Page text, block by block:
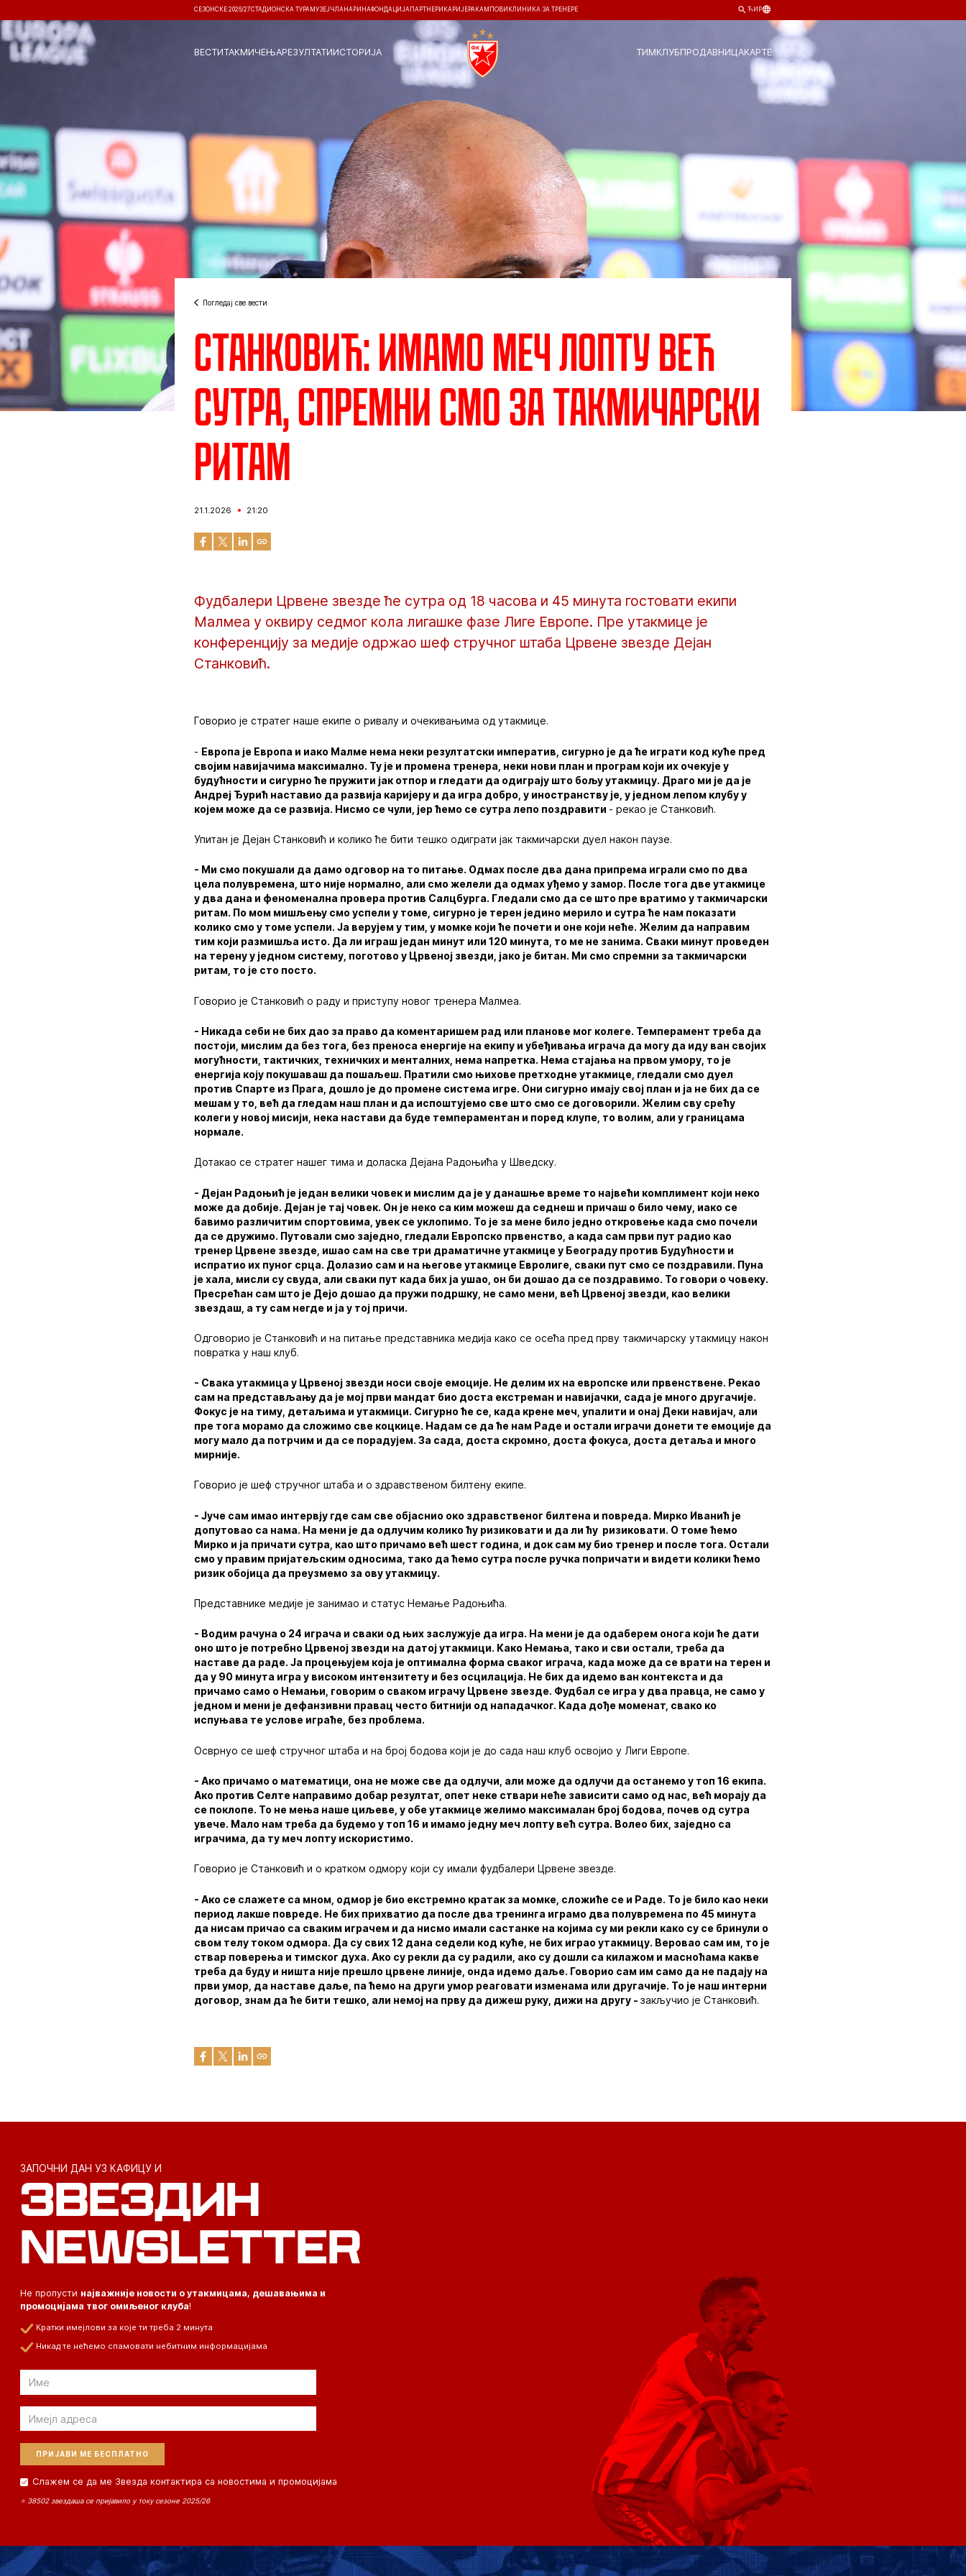
СЕЗОНСКЕ 2026/27СТАДИОНСКА ТУРА МУЗЕЈ ЧЛАНАРИНАФОНДАЦИЈА ПАРТНЕРИ КАРИЈЕРА КАМПОВИ КЛИНИКА ЗА ТРЕНЕРЕ ЋИР
ВЕСТИТАКМИЧЕЊАРЕЗУЛТАТИИСТОРИЈА ТИМКЛУБПРОДАВНИЦАКАРТЕ
Погледај све вести
Станковић: Имамо меч лопту већ
сутра, спремни смо за такмичарски
ритам
21.1.2026 21:20
Фудбалери Црвене звезде ће сутра од 18 часова и 45 минута гостовати екипи
Малмеа у оквиру седмог кола лигашке фазе Лиге Европе. Пре утакмице је
конференцију за медије одржао шеф стручног штаба Црвене звезде Дејан
Станковић.
Говорио је стратег наше екипе о ривалу и очекивањима од утакмице.
- Европа је Европа и иако Малме нема неки резултатски императив, сигурно је да ће играти код куће пред
својим навијачима максимално. Ту је и промена тренера, неки нови план и програм који их очекује у
будућности и сигурно ће пружити јак отпор и гледати да одиграју што бољу утакмицу. Драго ми је да је
Андреј Ђурић наставио да развија каријеру и да игра добро, у иностранству је, у једном лепом клубу у
којем може да се развија. Нисмо се чули, јер ћемо се сутра лепо поздравити - рекао је Станковић.
Упитан је Дејан Станковић и колико ће бити тешко одиграти јак такмичарски дуел након паузе.
- Ми смо покушали да дамо одговор на то питање. Одмах после два дана припрема играли смо по два
цела полувремена, што није нормално, али смо желели да одмах уђемо у замор. После тога две утакмице
у два дана и феноменална провера против Салцбурга. Гледали смо да се што пре вратимо у такмичарски
ритам. По мом мишљењу смо успели у томе, сигурно је терен једино мерило и сутра ће нам показати
колико смо у томе успели. Ја верујем у тим, у момке који ће почети и оне који неће. Желим да направим
тим који размишља исто. Да ли играш један минут или 120 минута, то ме не занима. Сваки минут проведен
на терену у једном систему, поготово у Црвеној звезди, јако је битан. Ми смо спремни за такмичарски
ритам, то је сто посто.
Говорио је Станковић о раду и приступу новог тренера Малмеа.
- Никада себи не бих дао за право да коментаришем рад или планове мог колеге. Темперамент треба да
постоји, мислим да без тога, без преноса енергије на екипу и убеђивања играча да могу да иду ван својих
могућности, тактичких, техничких и менталних, нема напретка. Нема стајања на првом умору, то је
енергија коју покушаваш да пошаљеш. Пратили смо њихове претходне утакмице, гледали смо дуел
против Спарте из Прага, дошло је до промене система игре. Они сигурно имају свој план и ја не бих да се
мешам у то, већ да гледам наш план и да испоштујемо све што смо се договорили. Желим сву срећу
колеги у новој мисији, нека настави да буде темпераментан и поред клупе, то волим, али у границама
нормале.
Дотакао се стратег нашег тима и доласка Дејана Радоњића у Шведску.
- Дејан Радоњић је један велики човек и мислим да је у данашње време то највећи комплимент који неко
може да добије. Дејан је тај човек. Он је неко са ким можеш да седнеш и причаш о било чему, иако се
бавимо различитим спортовима, увек се уклопимо. То је за мене било једно откровење када смо почели
да се дружимо. Путовали смо заједно, гледали Европско првенство, а када сам први пут радио као
тренер Црвене звезде, ишао сам на све три драматичне утакмице у Београду против Будућности и
испратио их пуног срца. Долазио сам и на његове утакмице Евролиге, сваки пут смо се поздравили. Пуна
је хала, мисли су свуда, али сваки пут када бих ја ушао, он би дошао да се поздравимо. То говори о човеку.
Пресрећан сам што је Дејо дошао да пружи подршку, не само мени, већ Црвеној звезди, као велики
звездаш, а ту сам негде и ја у тој причи.
Одговорио је Станковић и на питање представника медија како се осећа пред прву такмичарску утакмицу након
повратка у наш клуб.
- Свака утакмица у Црвеној звезди носи своје емоције. Не делим их на европске или првенствене. Рекао
сам на представљању да је мој први мандат био доста екстреман и навијачки, сада је много другачије.
Фокус је на тиму, детаљима и утакмици. Сигурно ће се, када крене меч, упалити и онај Деки навијач, али
пре тога морамо да сложимо све коцкице. Надам се да ће нам Раде и остали играчи донети те емоције да
могу мало да потрчим и да се порадујем. За сада, доста скромно, доста фокуса, доста детаља и много
мирније.
Говорио је шеф стручног штаба и о здравственом билтену екипе.
- Јуче сам имао интервју где сам све објаснио око здравственог билтена и повреда. Мирко Иванић је
допутовао са нама. На мени је да одлучим колико ћу ризиковати и да ли ћу ризиковати. О томе ћемо
Мирко и ја причати сутра, као што причамо већ шест година, и док сам му био тренер и после тога. Остали
смо у правим пријатељским односима, тако да ћемо сутра после ручка попричати и видети колики ћемо
ризик обојица да преузмемо за ову утакмицу.
Представнике медије је занимао и статус Немање Радоњића.
- Водим рачуна о 24 играча и сваки од њих заслужује да игра. На мени је да одаберем онога који ће дати
оно што је потребно Црвеној звезди на датој утакмици. Како Немања, тако и сви остали, треба да
наставе да раде. Ја процењујем која је оптимална форма сваког играча, када може да се врати на терен и
да у 90 минута игра у високом интензитету и без осцилација. Не бих да идемо ван контекста и да
причамо само о Немањи, говорим о сваком играчу Црвене звезде. Фудбал се игра у два правца, не само у
једном и мени је дефанзивни правац често битнији од нападачког. Када дође моменат, свако ко
испуњава те услове играће, без проблема.
Осврнуо се шеф стручног штаба и на број бодова који је до сада наш клуб освојио у Лиги Европе.
- Ако причамо о математици, она не може све да одлучи, али може да одлучи да останемо у топ 16 екипа.
Ако против Селте направимо добар резултат, опет неке ствари неће зависити само од нас, већ морају да
се поклопе. То не мења наше циљеве, у обе утакмице желимо максималан број бодова, почев од сутра
увече. Мало нам треба да будемо у топ 16 и имамо једну меч лопту већ сутра. Волео бих, заједно са
играчима, да ту меч лопту искористимо.
Говорио је Станковић и о кратком одмору који су имали фудбалери Црвене звезде.
- Ако се слажете са мном, одмор је био екстремно кратак за момке, сложиће се и Раде. То је било као неки
период лакше повреде. Не бих прихватио да после два тренинга играмо два полувремена по 45 минута
да нисам причао са сваким играчем и да нисмо имали састанке на којима су ми рекли како су се бринули о
свом телу током одмора. Да су свих 12 дана седели код куће, не бих играо утакмицу. Веровао сам им, то је
ствар поверења и тимског духа. Ако су рекли да су радили, ако су дошли са килажом и масноћама какве
треба да буду и ништа није прешло црвене линије, онда идемо даље. Говорио сам им само да не падају на
први умор, да наставе даље, па ћемо на други умор реаговати изменама или другачије. То је наш интерни
договор, знам да ће бити тешко, али немој на прву да дижеш руку, дижи на другу -закључио је Станковић.
ЗАПОЧНИ ДАН УЗ КАФИЦУ И
ЗВЕЗДИН
NEWSLETTER
Не пропусти најважније новости о утакмицама, дешавањима и
промоцијама твог омиљеног клуба!
Кратки имејлови за које ти треба 2 минута
Никад те нећемо спамовати небитним информацијама
Email
Email
Слажем се да ме Звезда контактира са новостима и промоцијама
⭐ 38502 звездаша се пријавило у току сезоне 2025/26